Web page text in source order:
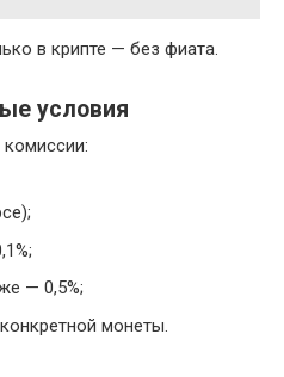
в крипте — без фиата.
условия
— 0,5%;
монеты.